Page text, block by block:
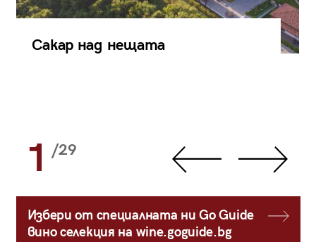
Сакар над нещата
1 /29
Избери от специалната ни Go Guide
вино селекция на wine.goguide.bg